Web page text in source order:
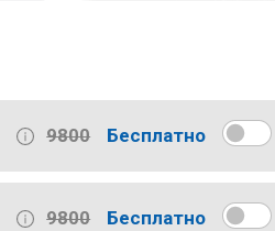
9800 Бесплатно
9800 Бесплатно